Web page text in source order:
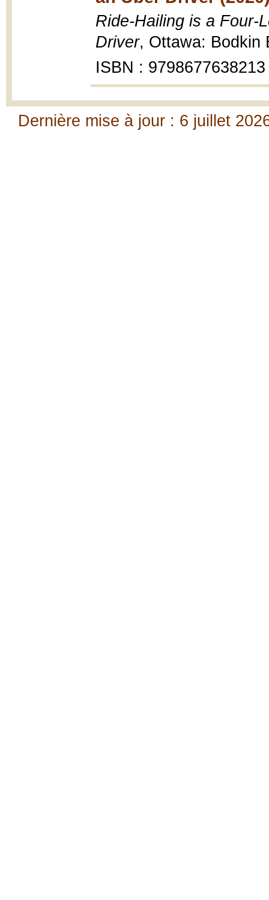
Ride-Hailing is a Four-
Driver, Ottawa: Bodkin
ISBN : 9798677638213
Dernière mise à jour : 6 juillet